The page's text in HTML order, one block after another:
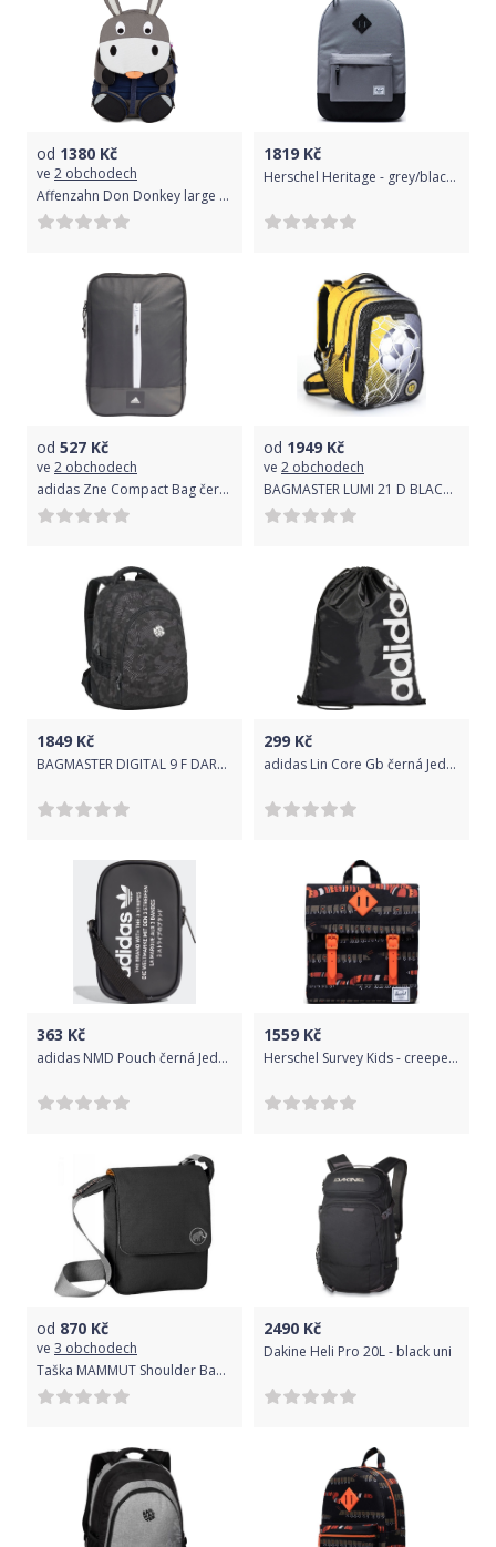
od 1380 Kč
ve 2 obchodech
Affenzahn Don Donkey large - grey uni
1819 Kč
Herschel Heritage - grey/black uni
od 527 Kč
ve 2 obchodech
adidas Zne Compact Bag černá Jednotná
od 1949 Kč
ve 2 obchodech
BAGMASTER LUMI 21 D BLACK/YELLOW
1849 Kč
BAGMASTER DIGITAL 9 F DARK GRAY/BLACK
299 Kč
adidas Lin Core Gb černá Jednotná
363 Kč
adidas NMD Pouch černá Jednotná
1559 Kč
Herschel Survey Kids - creepers black uni
od 870 Kč
ve 3 obchodech
Taška MAMMUT Shoulder Bag Square 4 - černá
2490 Kč
Dakine Heli Pro 20L - black uni